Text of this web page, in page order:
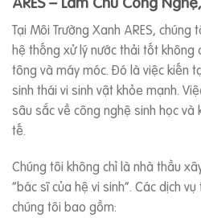
Tại Môi Trường Xanh ARES,
hệ thống xử lý nước thải tốt không
tông và máy móc. Đó là việc kiến
sinh thái vi sinh vật khỏe mạnh.
sâu sắc về công nghệ sinh học và
tế.
Chúng tôi không chỉ là nhà thầu
“bác sĩ của hệ vi sinh”. Các dịch
chúng tôi bao gồm: